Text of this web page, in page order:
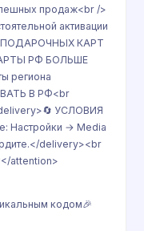
продаж<br />
активации
ПОДАРОЧНЫХ КАРТ
РФ БОЛЬШЕ
региона
В РФ<br
УСЛОВИЯ
Настройки → Media
delivery><br
attention>
кодом🎉